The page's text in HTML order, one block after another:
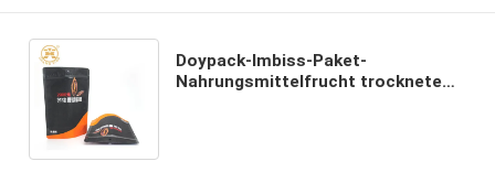
Doypack-Imbiss-Paket-
Nahrungsmittelfrucht trocknete